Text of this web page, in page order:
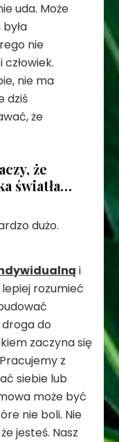
uda. Może
nie
nie ma
dziś
że
że
światła…
dużo.
i
rozumieć
do
zaczyna się
z
siebie lub
może być
nie boli. Nie
jesteś. Nasz